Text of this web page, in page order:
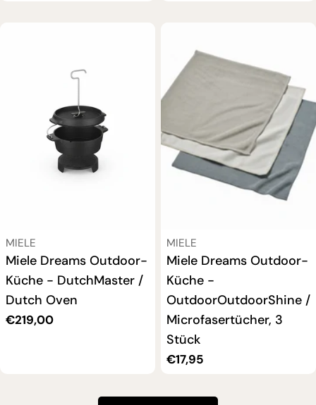
VERKÄUFER:
MIELE
Miele Dreams Outdoor-
Küche - DutchMaster /
Dutch Oven
Regulärer
€219,00
VERKÄUFER:
MIELE
Miele Dreams Outdoor-
Küche -
OutdoorOutdoorShine /
Microfasertücher, 3
Stück
Regulärer
€17,95